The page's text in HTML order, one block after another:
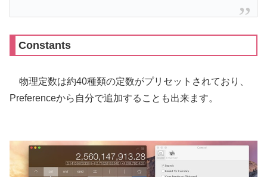
Constants
物理定数は約40種類の定数がプリセットされており、
Preferenceから自分で追加することも出来ます。